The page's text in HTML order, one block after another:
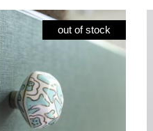
out of stock